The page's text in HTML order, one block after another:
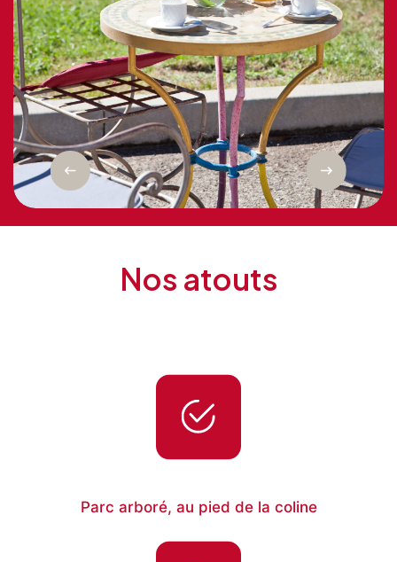
Nos atouts
Parc arboré, au pied de la coline